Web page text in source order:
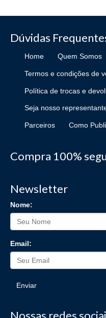
Dúvidas
Home Quem Somos
Termos e condições de
Política de trocas e
Seja nosso
Parceiros Como
Compra 100%
Newsletter
Nome:
Email:
Enviar
Nossas redes